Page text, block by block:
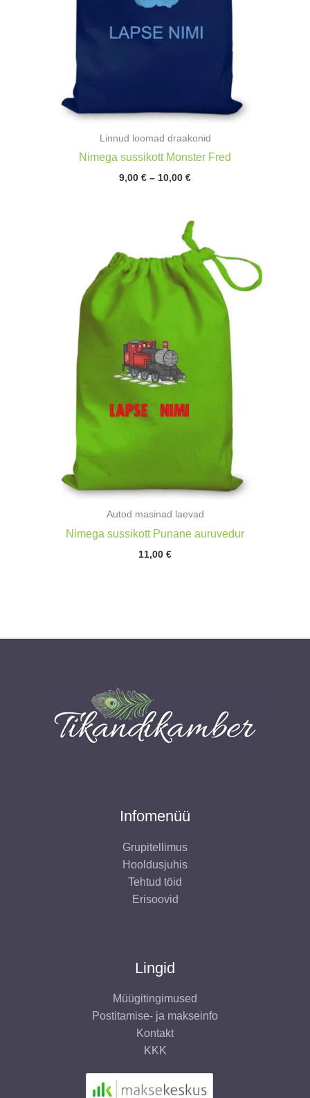
Linnud loomad draakonid
Nimega sussikott Monster Fred
9,00 € – 10,00 €Hinnavahemik:
Autod masinad laevad
Nimega sussikott Punane auruvedur
11,00 €
Infomenüü
Grupitellimus
Hooldusjuhis
Tehtud töid
Erisoovid
Lingid
Müügitingimused
Postitamise- ja makseinfo
Kontakt
KKK